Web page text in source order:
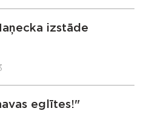
izstāde
eglītes!"